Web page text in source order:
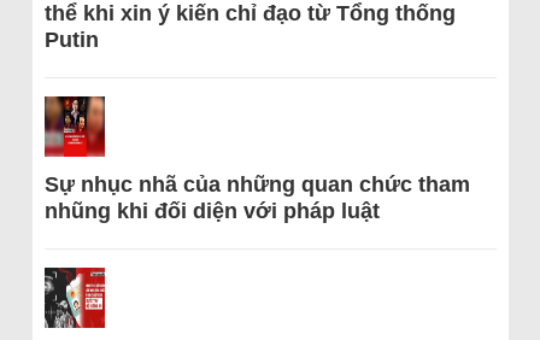
thể khi xin ý kiến chỉ đạo từ Tổng thống
Putin
Sự nhục nhã của những quan chức tham
nhũng khi đối diện với pháp luật